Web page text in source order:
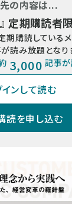
の内容は...
』 定期購読者
期購読している
読み放題となり
3,000 記事が
ンして読む
読を申し込む